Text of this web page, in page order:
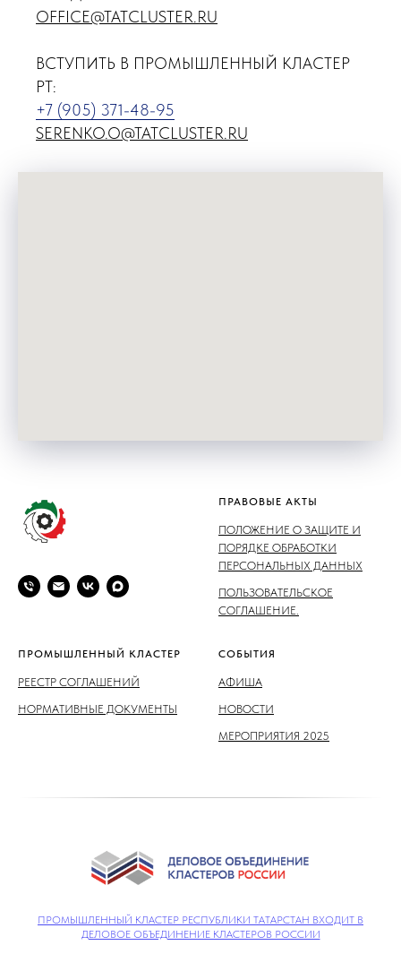
OFFICE@TATCLUSTER.RU
ВСТУПИТЬ В ПРОМЫШЛЕННЫЙ КЛАСТЕР
РТ:
+7 (905) 371-48-95
SERENKO.O@TATCLUSTER.RU
ПРАВОВЫЕ АКТЫ
ПОЛОЖЕНИЕ О ЗАЩИТЕ И
ПОРЯДКЕ ОБРАБОТКИ
ПЕРСОНАЛЬНЫХ ДАННЫХ
ПОЛЬЗОВАТЕЛЬСКОЕ
СОГЛАШЕНИЕ.
ПРОМЫШЛЕННЫЙ КЛАСТЕР
РЕЕСТР СОГЛАШЕНИЙ
НОРМАТИВНЫЕ ДОКУМЕНТЫ
СОБЫТИЯ
АФИША
НОВОСТИ
МЕРОПРИЯТИЯ 2025
ПРОМЫШЛЕННЫЙ КЛАСТЕР РЕСПУБЛИКИ ТАТАРСТАН ВХОДИТ В
ДЕЛОВОЕ ОБЪЕДИНЕНИЕ КЛАСТЕРОВ РОССИИ